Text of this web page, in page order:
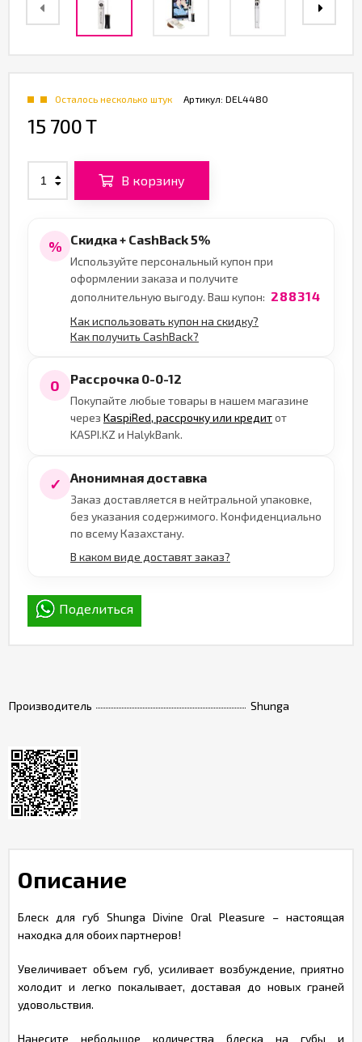
Производитель Shunga
Артикул: DEL4480
Осталось несколько штук
15 700 T
В корзину
% Скидка + CashBack 5%
Используйте персональный купон при
оформлении заказа и получите
дополнительную выгоду. Ваш купон: 288314
Как использовать купон на скидку?
Как получить CashBack?
0 Рассрочка 0-0-12
Покупайте любые товары в нашем магазине
через KaspiRed, рассрочку или кредитот
KASPI.KZ и HalykBank.
✓ Анонимная доставка
Заказ доставляется в нейтральной упаковке,
без указания содержимого. Конфиденциально
по всему Казахстану.
В каком виде доставят заказ?
Поделиться
Описание
Блеск для губ Shunga Divine Oral Pleasure – настоящая
находка для обоих партнеров!
Увеличивает объем губ, усиливает возбуждение, приятно
холодит и легко покалывает, доставая до новых граней
удовольствия.
Нанесите небольшое количества блеска на губы и